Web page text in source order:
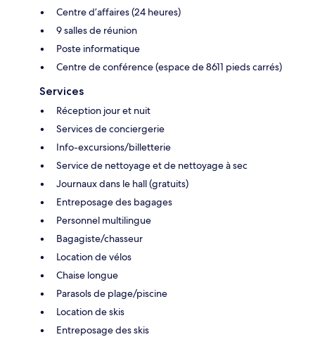
Centre d’affaires (24 heures)
9 salles de réunion
Poste informatique
Centre de conférence (espace de 8611 pieds carrés)
Services
Réception jour et nuit
Services de conciergerie
Info-excursions/billetterie
Service de nettoyage et de nettoyage à sec
Journaux dans le hall (gratuits)
Entreposage des bagages
Personnel multilingue
Bagagiste/chasseur
Location de vélos
Chaise longue
Parasols de plage/piscine
Location de skis
Entreposage des skis